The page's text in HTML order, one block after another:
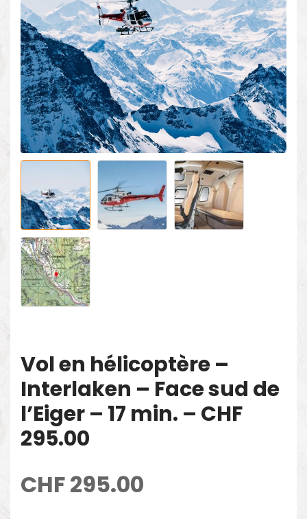
Vol en hélicoptère –
Interlaken – Face sud de
l’Eiger – 17 min. – CHF
295.00
CHF295.00